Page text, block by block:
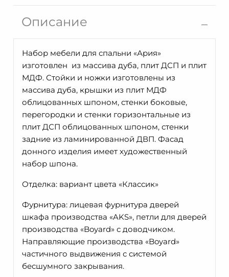
одежды
Ария
ММ-429-
01/03
Описание
Набор мебели для спальни «Ария»
изготовлен из массива дуба, плит ДСП и плит
МДФ. Стойки и ножки изготовлены из
массива дуба, крышки из плит МДФ
облицованных шпоном, стенки боковые,
перегородки и стенки горизонтальные из
плит ДСП облицованных шпоном, стенки
задние из ламинированной ДВП. Фасад
донного изделия имеет художественный
набор шпона.
Отделка: вариант цвета «Классик»
Фурнитура: лицевая фурнитура дверей
шкафа производства «AKS», петли для дверей
производства «Boyard» с доводчиком.
Направляющие производства «Boyard»
частичного выдвижения с системой
бесшумного закрывания.